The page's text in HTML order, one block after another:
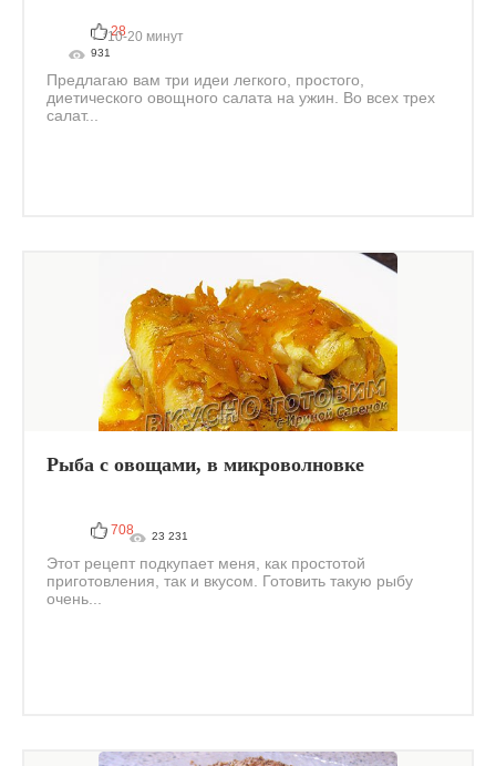
28
10-20 минут
931
Предлагаю вам три идеи легкого, простого,
диетического овощного салата на ужин. Во всех трех
салат...
Рыба с овощами, в микроволновке
708 23 231
Этот рецепт подкупает меня, как простотой
приготовления, так и вкусом. Готовить такую рыбу
очень...